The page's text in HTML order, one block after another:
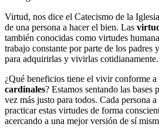
Virtud, nos dice el Catecismo de la
de una persona a hacer el bien. Las
también conocidas como virtudes
trabajo constante por parte de los padres
para adquirirlas y vivirlas cotidianamente.
¿Qué beneficios tiene el vivir conforme a
cardinales? Estamos sentando las bases
vez más justo para todos. Cada persona
practicar estas virtudes de forma
acercando a una mejor versión de sí